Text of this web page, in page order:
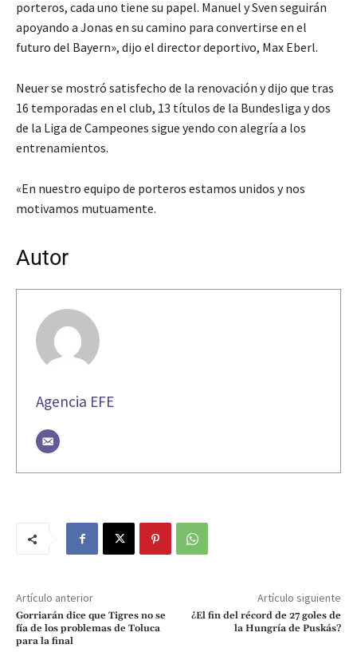
porteros, cada uno tiene su papel. Manuel y Sven seguirán
apoyando a Jonas en su camino para convertirse en el
futuro del Bayern», dijo el director deportivo, Max Eberl.
Neuer se mostró satisfecho de la renovación y dijo que tras
16 temporadas en el club, 13 títulos de la Bundesliga y dos
de la Liga de Campeones sigue yendo con alegría a los
entrenamientos.
«En nuestro equipo de porteros estamos unidos y nos
motivamos mutuamente.
Autor
Agencia EFE
Artículo anterior
Gorriarán dice que Tigres no se
fía de los problemas de Toluca
para la final
Artículo siguiente
¿El fin del récord de 27 goles de
la Hungría de Puskás?